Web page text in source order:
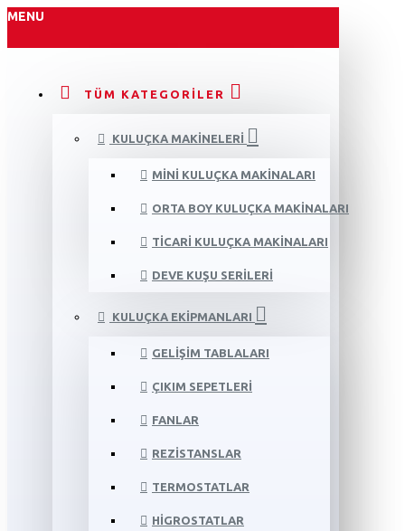
MENU
TÜM KATEGORILER
KULUÇKA MAKINELERI
MINI KULUÇKA MAKINALARI
ORTA BOY KULUÇKA MAKINALARI
TICARI KULUÇKA MAKINALARI
DEVE KUŞU SERILERI
KULUÇKA EKIPMANLARI
GELIŞIM TABLALARI
ÇIKIM SEPETLERI
FANLAR
REZISTANSLAR
TERMOSTATLAR
HIGROSTATLAR